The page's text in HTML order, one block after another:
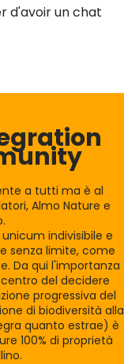
d'avoir un chat
a tutti ma è al
Almo Nature e
indivisibile e
senza limite, come
Da qui l'importanza
del decidere
progressiva del
di biodiversità alla
quanto estrae) è
100% di proprietà